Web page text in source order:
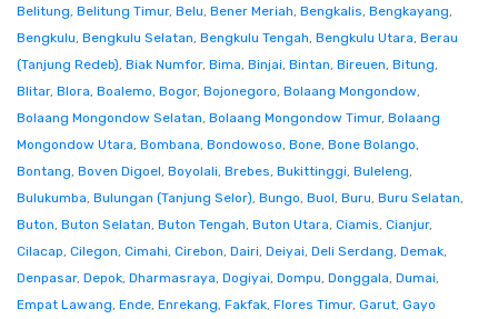
Belitung, Belitung Timur, Belu, Bener Meriah, Bengkalis, Bengkayang,
Bengkulu, Bengkulu Selatan, Bengkulu Tengah, Bengkulu Utara, Berau
(Tanjung Redeb), Biak Numfor, Bima, Binjai, Bintan, Bireuen, Bitung,
Blitar, Blora, Boalemo, Bogor, Bojonegoro, Bolaang Mongondow,
Bolaang Mongondow Selatan, Bolaang Mongondow Timur, Bolaang
Mongondow Utara, Bombana, Bondowoso, Bone, Bone Bolango,
Bontang, Boven Digoel, Boyolali, Brebes, Bukittinggi, Buleleng,
Bulukumba, Bulungan (Tanjung Selor), Bungo, Buol, Buru, Buru Selatan,
Buton, Buton Selatan, Buton Tengah, Buton Utara, Ciamis, Cianjur,
Cilacap, Cilegon, Cimahi, Cirebon, Dairi, Deiyai, Deli Serdang, Demak,
Denpasar, Depok, Dharmasraya, Dogiyai, Dompu, Donggala, Dumai,
Empat Lawang, Ende, Enrekang, Fakfak, Flores Timur, Garut, Gayo